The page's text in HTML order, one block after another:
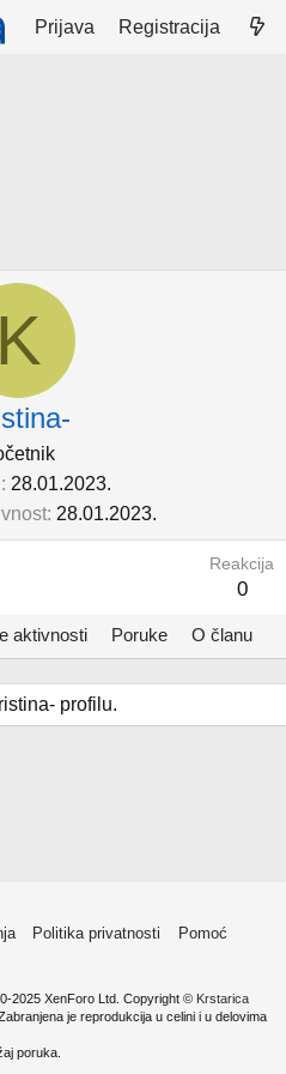
Prijava Registracija
K
28.01.2023.
28.01.2023.
Reakcija
0
aktivnosti Poruke O članu
profilu.
Politika privatnosti
Pomoć
2025 XenForo Ltd. Copyright © Krstarica
je reprodukcija u celini i u delovima
poruka.